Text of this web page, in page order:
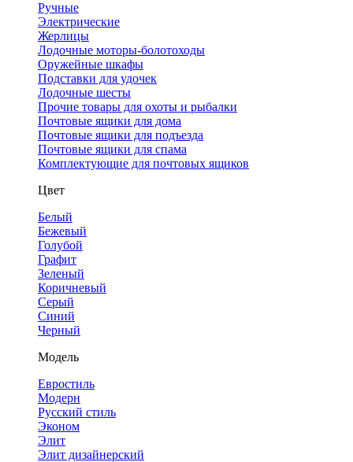
Ручные
Электрические
Жерлицы
Лодочные моторы-болотоходы
Оружейные шкафы
Подставки для удочек
Лодочные шесты
Прочие товары для охоты и рыбалки
Почтовые ящики для дома
Почтовые ящики для подъезда
Почтовые ящики для спама
Комплектующие для почтовых ящиков
Цвет
Белый
Бежевый
Голубой
Графит
Зеленый
Коричневый
Серый
Синий
Черный
Модель
Евростиль
Модерн
Русский стиль
Эконом
Элит
Элит дизайнерский